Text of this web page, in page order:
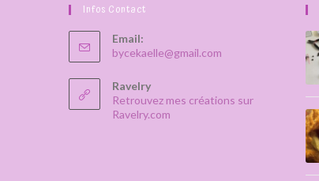
Infos Contact
Email:
bycekaelle@gmail.com
Ravelry
Retrouvez mes créations sur
Ravelry.com